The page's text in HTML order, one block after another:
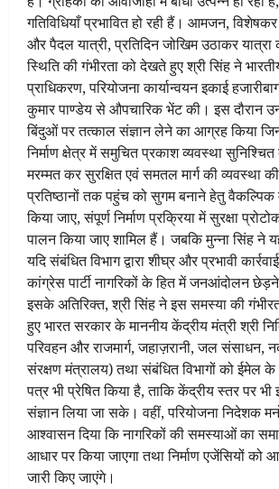
गतिविधियाँ प्रभावित हो रही हैं। आमजन,
और पैदल यात्री, प्रतिदिन जोखिम उठाकर
स्थिति की गंभीरता को देखते हुए श्री सिंह ने भारतीय
प्राधिकरण, परियोजना कार्यान्वयन इकाई
कुमार पाण्डेय से औपचारिक भेंट की। इस दौरान
बिंदुओं पर तत्काल संज्ञान लेने का आग्रह किया
निर्माण क्षेत्र में समुचित प्रकाश व्यवस्था
मरम्मत कर सुरक्षित एवं समतल मार्ग की व्यवस्था की
प्रतिष्ठानों तक पहुंच को सुगम बनाने हेतु वैकल्पिक
किया जाए, संपूर्ण निर्माण प्रक्रिया में सुरक्षा
पालन किया जाए शामिल हैं। जबकि मुन्ना सिंह ने
यदि संबंधित विभाग द्वारा शीघ्र और प्रभावी
कांग्रेस पार्टी नागरिकों के हित में जनआंदोलन छेड़ने
इसके अतिरिक्त, श्री सिंह ने इस समस्या की
हुए भारत सरकार के माननीय केंद्रीय मंत्री श्री
परिवहन और राजमार्ग, जहाज़रानी, जल संसाधन,
संरक्षण मंत्रालय) तथा संबंधित विभागों को ईमेल
पत्र भी प्रेषित किया है, ताकि केंद्रीय स्तर पर भी
संज्ञान लिया जा सके। वहीं, परियोजना निदेशक
आश्वासन दिया कि नागरिकों की समस्याओं का
आधार पर किया जाएगा तथा निर्माण एजेंसियों को
जारी किए जाएंगे।